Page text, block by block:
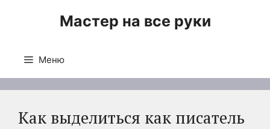
Мастер на все руки
Меню
Как выделиться как писатель